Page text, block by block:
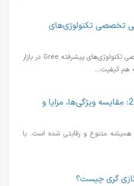
تخصصی تکنولوژی‌های
چرا کولر گازی گری بخریم؟ بررسی تخصصی تکنولوژی‌های پیشرفته Gree در بازار
هم کیفیت...
بهترین برندهای کولر گازی 2026: مقایسه ویژگی‌ها، مزایا و
بیش از همیشه متنوع و رقابتی شده است. با